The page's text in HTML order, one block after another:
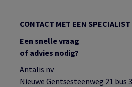
CONTACT MET EEN SPECIALIST
Een snelle vraag
of advies nodig?
Antalis nv
Nieuwe Gentsesteenweg 21 bus 3